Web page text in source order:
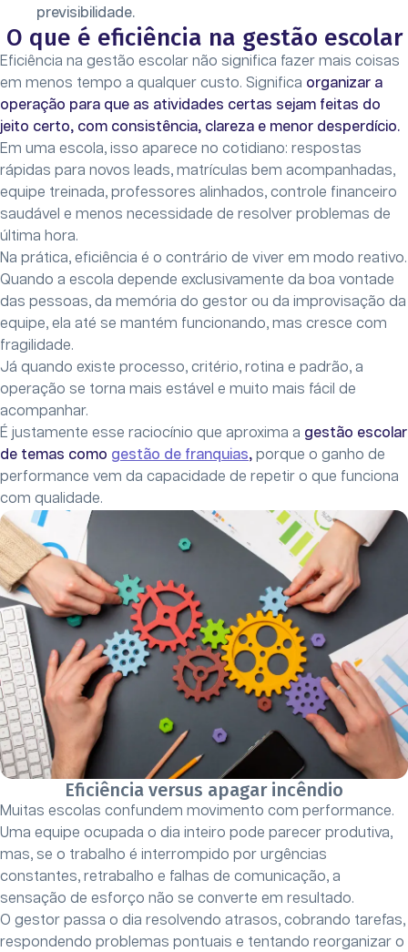
previsibilidade.
O que é eficiência na gestão escolar
Eficiência na gestão escolar não significa fazer mais coisas
em menos tempo a qualquer custo. Significa organizar a
operação para que as atividades certas sejam feitas do
jeito certo, com consistência, clareza e menor desperdício.
Em uma escola, isso aparece no cotidiano: respostas
rápidas para novos leads, matrículas bem acompanhadas,
equipe treinada, professores alinhados, controle financeiro
saudável e menos necessidade de resolver problemas de
última hora.
Na prática, eficiência é o contrário de viver em modo reativo.
Quando a escola depende exclusivamente da boa vontade
das pessoas, da memória do gestor ou da improvisação da
equipe, ela até se mantém funcionando, mas cresce com
fragilidade.
Já quando existe processo, critério, rotina e padrão, a
operação se torna mais estável e muito mais fácil de
acompanhar.
É justamente esse raciocínio que aproxima a gestão escolar
de temas como gestão de franquias, porque o ganho de
performance vem da capacidade de repetir o que funciona
com qualidade.
Eficiência versus apagar incêndio
Muitas escolas confundem movimento com performance.
Uma equipe ocupada o dia inteiro pode parecer produtiva,
mas, se o trabalho é interrompido por urgências
constantes, retrabalho e falhas de comunicação, a
sensação de esforço não se converte em resultado.
O gestor passa o dia resolvendo atrasos, cobrando tarefas,
respondendo problemas pontuais e tentando reorganizar o